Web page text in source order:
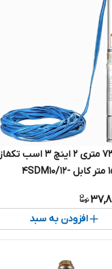
شناور ۷۳ متری ۲ اینچ ۳ اسب تکفاز
برونل ۱۵ متر کابل 4SDM10/12-
تک فاز ( ۷۵متر )
افزودن به سبد